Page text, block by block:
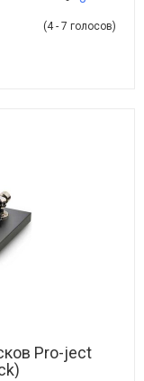
(4 - 7 голосов)
Pro-ject